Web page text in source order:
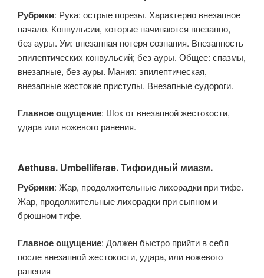
Рубрики: Рука: острые порезы. Характерно внезапное
начало. Конвульсии, которые начинаются внезапно,
без ауры. Ум: внезапная потеря сознания. Внезапность
эпилептических конвульсий; без ауры. Общее: спазмы,
внезапные, без ауры. Мания: эпилептическая,
внезапные жестокие приступы. Внезапные судороги.
Главное ощущение: Шок от внезапной жестокости,
удара или ножевого ранения.
Aethusa. Umbelliferae. Тифоидный миазм.
Рубрики: Жар, продолжительные лихорадки при тифе.
Жар, продолжительные лихорадки при сыпном и
брюшном тифе.
Главное ощущение: Должен быстро прийти в себя
после внезапной жестокости, удара, или ножевого
ранения